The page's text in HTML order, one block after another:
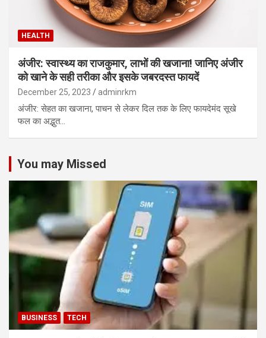
HEALTH
अंजीर: स्वास्थ्य का राजकुमार, लाभों की खजाना! जानिए अंजीर
को खाने के सही तरीका और इसके जबरदस्त फायदें
December 25, 2023 adminrkm
अंजीर: सेहत का खजाना, पाचन से लेकर दिल तक के लिए फायदेमंद सूखे
फल का अद्भुत…
You may Missed
BUSINESS TECH